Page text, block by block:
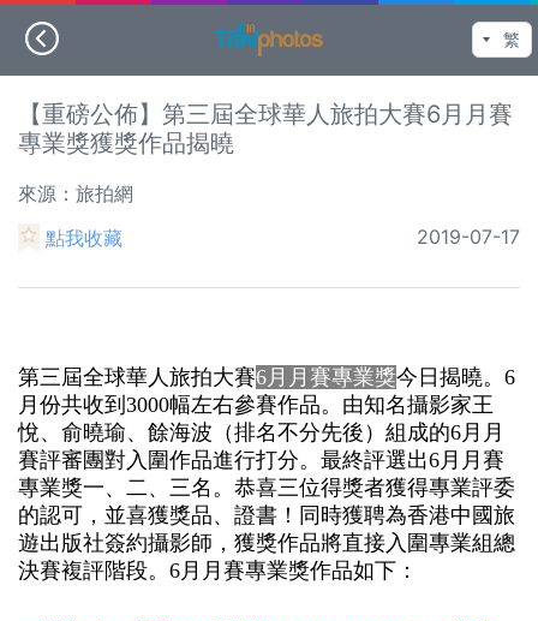
【重磅公佈】第三屆全球華人旅拍大賽6月月賽
專業獎獲獎作品揭曉
來源：旅拍網
點我收藏
2019-07-17
第三屆全球華人旅拍大賽6月月賽專業獎今日揭曉。6
月份共收到3000幅左右參賽作品。由知名攝影家王
悅、俞曉瑜、餘海波（排名不分先後）組成的6月月
賽評審團對入圍作品進行打分。最終評選出6月月賽
專業獎一、二、三名。恭喜三位得獎者獲得專業評委
的認可，並喜獲獎品、證書！同時獲聘為香港中國旅
遊出版社簽約攝影師，獲獎作品將直接入圍專業組總
決賽複評階段。6月月賽專業獎作品如下：